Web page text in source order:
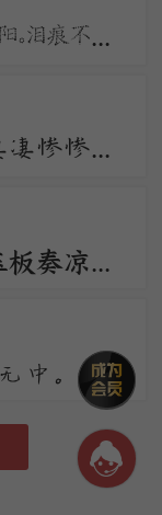
雨滴长门秋夜长，愁心和雨到昭阳。泪痕不学君恩断，拭却千行更万行。宫殿沈沈月欲分，昭阳更漏不堪闻。
寻寻觅觅，冷冷清清，凄凄惨惨戚戚。乍暖还寒时候，最难将息。三杯两盏淡酒，怎敌他、晚来风急！雁过也，正伤心，却是旧时相识。
花满银塘水漫流。犀槌玉板奏凉州。顺风环佩过秦楼。远汉碧云轻漠漠，今宵人在鹊桥头。一声敲彻绛河秋。
平山阑槛倚晴空，山色有无中。手种堂前垂柳，别来几度春风？文章太守，挥毫万字，一饮千钟。行乐直须年少，尊前看取衰翁。